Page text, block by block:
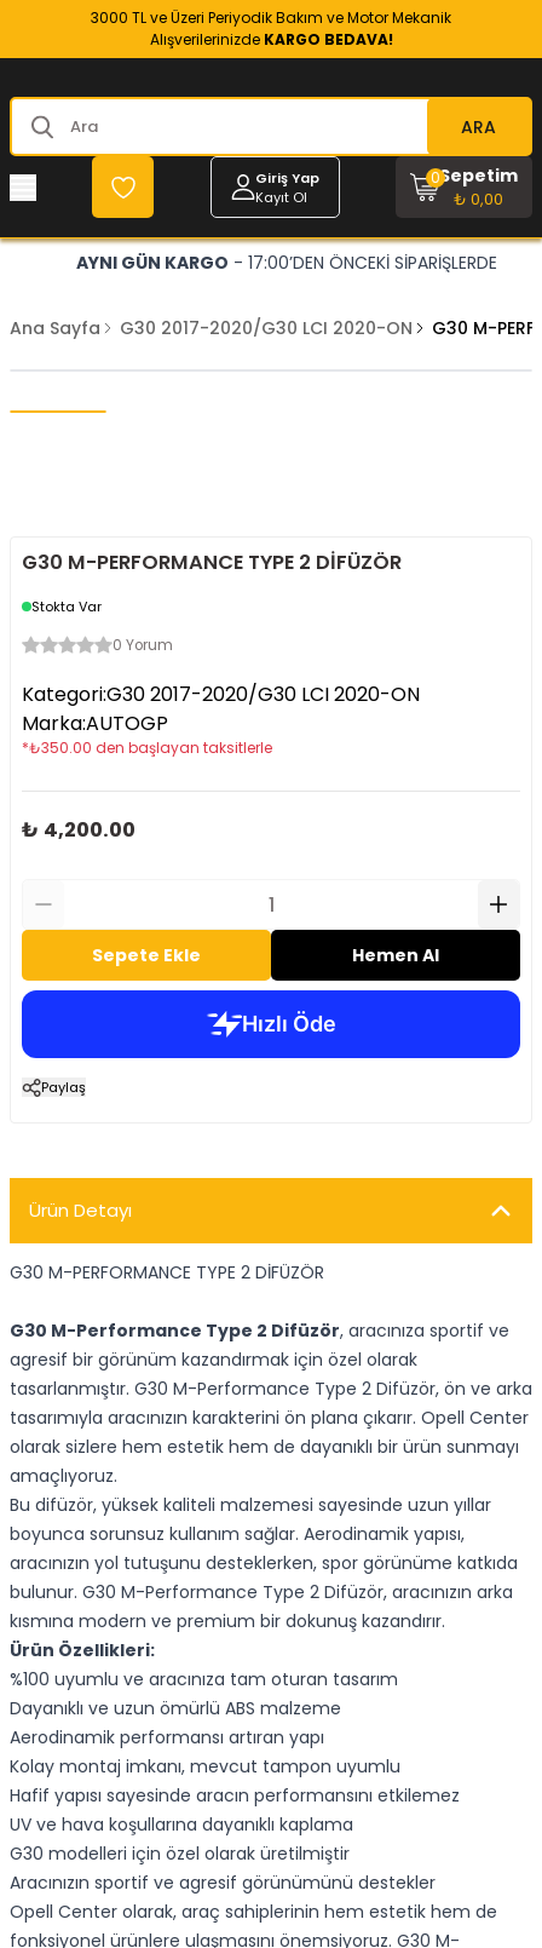
3000 TL ve Üzeri Periyodik Bakım ve Motor Mekanik
Alışverilerinizde KARGO BEDAVA!
ARA
Giriş Yap
Kayıt Ol
Sepetim
₺ 0,00
0
AYNI GÜN KARGO - 17:00’DEN ÖNCEKİ SİPARİŞLERDE
Ana Sayfa G30 2017-2020/G30 LCI 2020-ON G30 M-
G30 M-PERFORMANCE TYPE 2 DİFÜZÖR
Stokta Var
0 Yorum
Kategori:G30 2017-2020/G30 LCI 2020-ON
Marka:AUTOGP
*₺350.00 den başlayan taksitlerle
₺ 4,200.00
Sepete Ekle Hemen Al
Paylaş
Ürün Detayı
G30 M-PERFORMANCE TYPE 2 DİFÜZÖR
G30 M-Performance Type 2 Difüzör, aracınıza sportif ve
agresif bir görünüm kazandırmak için özel olarak
tasarlanmıştır. G30 M-Performance Type 2 Difüzör, ön ve arka
tasarımıyla aracınızın karakterini ön plana çıkarır. Opell Center
olarak sizlere hem estetik hem de dayanıklı bir ürün sunmayı
amaçlıyoruz.
Bu difüzör, yüksek kaliteli malzemesi sayesinde uzun yıllar
boyunca sorunsuz kullanım sağlar. Aerodinamik yapısı,
aracınızın yol tutuşunu desteklerken, spor görünüme katkıda
bulunur. G30 M-Performance Type 2 Difüzör, aracınızın arka
kısmına modern ve premium bir dokunuş kazandırır.
Ürün Özellikleri:
%100 uyumlu ve aracınıza tam oturan tasarım
Dayanıklı ve uzun ömürlü ABS malzeme
Aerodinamik performansı artıran yapı
Kolay montaj imkanı, mevcut tampon uyumlu
Hafif yapısı sayesinde aracın performansını etkilemez
UV ve hava koşullarına dayanıklı kaplama
G30 modelleri için özel olarak üretilmiştir
Aracınızın sportif ve agresif görünümünü destekler
Opell Center olarak, araç sahiplerinin hem estetik hem de
fonksiyonel ürünlere ulaşmasını önemsiyoruz. G30 M-